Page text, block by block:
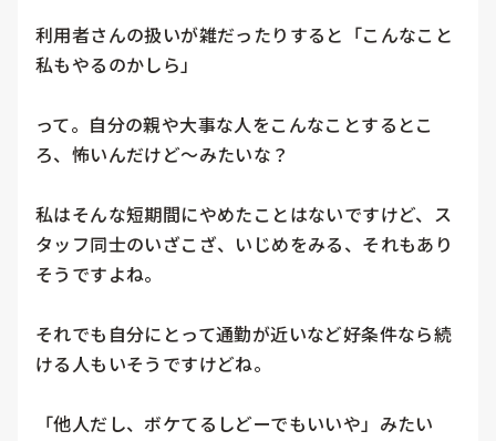
利用者さんの扱いが雑だったりすると「こんなこと
私もやるのかしら」
って。自分の親や大事な人をこんなことするとこ
ろ、怖いんだけど〜みたいな？
私はそんな短期間にやめたことはないですけど、ス
タッフ同士のいざこざ、いじめをみる、それもあり
そうですよね。
それでも自分にとって通勤が近いなど好条件なら続
ける人もいそうですけどね。
「他人だし、ボケてるしどーでもいいや」みたい